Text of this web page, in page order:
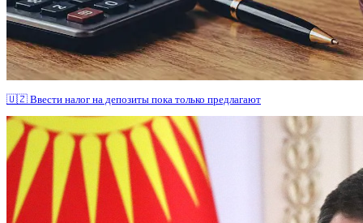
🇺🇿 Ввести налог на депозиты пока только предлагают